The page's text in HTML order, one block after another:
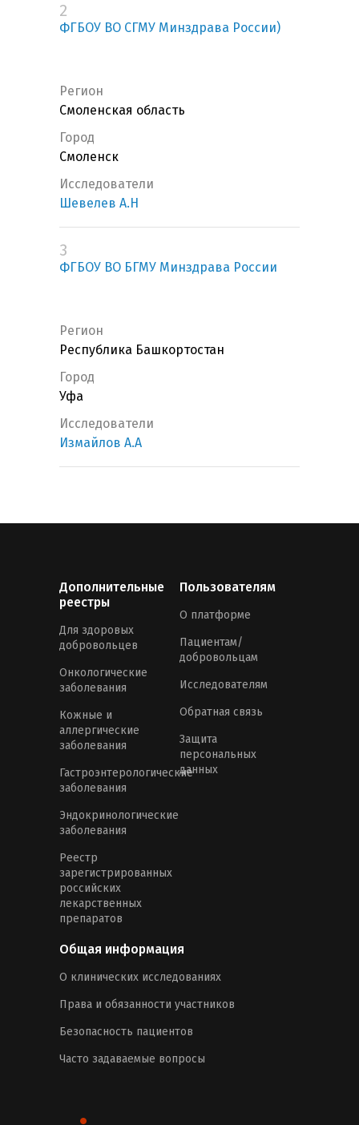
2
ФГБОУ ВО СГМУ Минздрава России)
Регион
Смоленская область
Город
Смоленск
Исследователи
Шевелев А.Н
3
ФГБОУ ВО БГМУ Минздрава России
Регион
Республика Башкортостан
Город
Уфа
Исследователи
Измайлов А.А
Дополнительные
реестры
Для здоровых
добровольцев
Онкологические
заболевания
Кожные и
аллергические
заболевания
Гастроэнтерологические
заболевания
Эндокринологические
заболевания
Реестр
зарегистрированных
российских
лекарственных
препаратов
Пользователям
О платформе
Пациентам/
добровольцам
Исследователям
Обратная связь
Защита
персональных
данных
Общая информация
О клинических исследованиях
Права и обязанности участников
Безопасность пациентов
Часто задаваемые вопросы